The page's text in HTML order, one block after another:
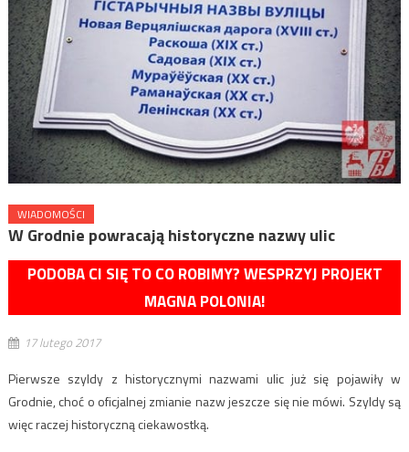
WIADOMOŚCI
W Grodnie powracają historyczne nazwy ulic
PODOBA CI SIĘ TO CO ROBIMY? WESPRZYJ PROJEKT
MAGNA POLONIA!
17 lutego 2017
Pierwsze szyldy z historycznymi nazwami ulic już się pojawiły w
Grodnie, choć o oficjalnej zmianie nazw jeszcze się nie mówi. Szyldy są
więc raczej historyczną ciekawostką.